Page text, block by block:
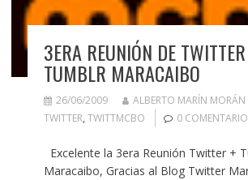
3ERA REUNIÓN DE
TUMBLR MARACAIBO
26/06/2009 ALBERTO MARÍN MORÁN
TWITTER, TWITTMCBO 0
Excelente la 3era Reunión Twitter +
Maracaibo, Gracias al Blog Twitter